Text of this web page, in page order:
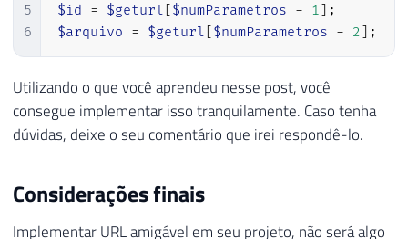
5
6
$id = $geturl [$numParametros - 1] ;
$arquivo = $geturl [$numParametros - 2] ;
Utilizando o que você aprendeu nesse post, você
consegue implementar isso tranquilamente. Caso tenha
dúvidas, deixe o seu comentário que irei respondê-lo.
Considerações finais
Implementar URL amigável em seu projeto, não será algo